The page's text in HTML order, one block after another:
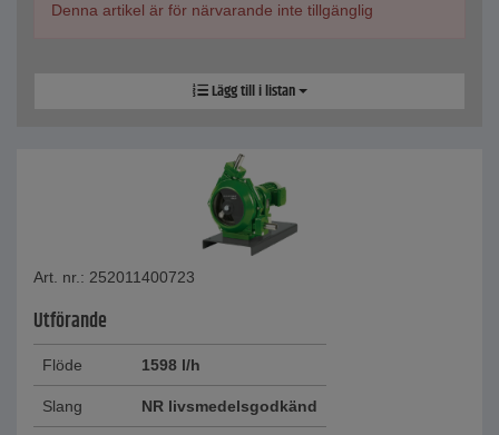
Denna artikel är för närvarande inte tillgänglig
Lägg till i listan
Art. nr.: 252011400723
Utförande
Flöde 1598 l/h
Slang NR livsmedelsgodkänd